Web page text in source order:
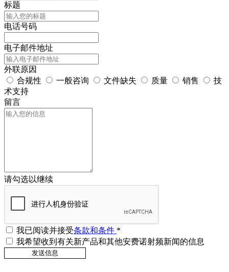
标题
电话号码
电子邮件地址
外联原因
合规性
一般咨询 文件缺失 质量 销售
技
术支持
留言
请勾选以继续
我已阅读并接受条款和条件 *
我希望收到有关新产品和其他安费诺射频新闻的信息